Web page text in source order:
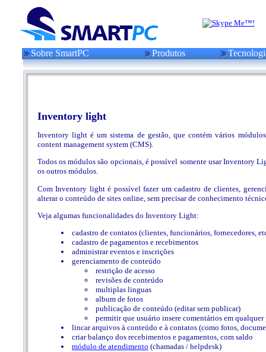
Sobre SmartPC Produtos
Inventory light
Inventory light é um sistema de gestão, que contém vários
content management system (CMS).
Todos os módulos são opcionais, é possível somente usar Inventory
os outros módulos.
Com Inventory light é possível fazer um cadastro de clientes,
alterar o conteúdo de sites online, sem precisar de conhecimento
Veja algumas funcionalidades do Inventory Light:
cadastro de contatos (clientes, funcionários, fornecedores,
cadastro de pagamentos e recebimentos
administrar eventos e inscrições
gerenciamento de conteúdo
restrição de acesso
revisões de conteúdo
multiplas linguas
album de fotos
publicação de conteúdo (editar sem publicar)
permitir que usuário insere comentários em qualquer
lincar arquivos à conteúdo e à contatos (como fotos,
criar balanço dos recebimentos e pagamentos, com saldo
módulo de atendimento (chamadas / helpdesk)